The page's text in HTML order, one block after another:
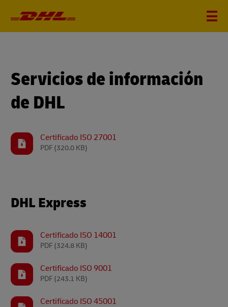
Servicios de información
de DHL
Certificado ISO 27001
PDF (320.0 KB)
DHL Express
Certificado ISO 14001
PDF (324.8 KB)
Certificado ISO 9001
PDF (243.1 KB)
Certificado ISO 45001